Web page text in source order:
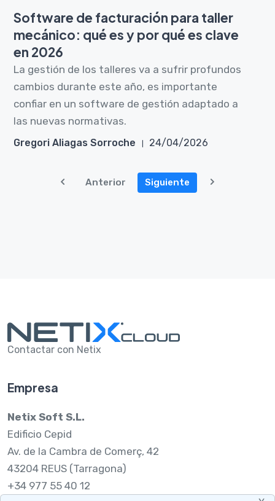
Software de facturación para taller
mecánico: qué es y por qué es clave
en 2026
La gestión de los talleres va a sufrir profundos
cambios durante este año, es importante
confiar en un software de gestión adaptado a
las nuevas normativas.
Gregori Aliagas Sorroche 24/04/2026
Anterior Siguiente
Contactar con Netix
Empresa
Netix Soft S.L.
Edificio Cepid
Av. de la Cambra de Comerç, 42
43204 REUS (Tarragona)
+34 977 55 40 12